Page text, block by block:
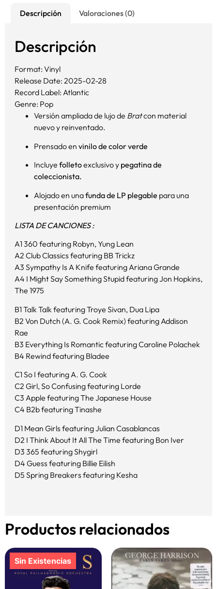
Descripción Valoraciones (0)
Descripción
Format: Vinyl
Release Date: 2025-02-28
Record Label: Atlantic
Genre: Pop
Versión ampliada de lujo de Bratcon material
nuevo y reinventado.
Prensado en vinilo de color verde
Incluye folletoexclusivo y pegatina de
coleccionista.
Alojado en unafunda de LP plegable para una
presentación premium
LISTA DE CANCIONES :
A1 360 featuring Robyn, Yung Lean
A2 Club Classics featuring BB Trickz
A3 Sympathy Is A Knife featuring Ariana Grande
A4 I Might Say Something Stupid featuring Jon Hopkins,
The 1975
B1 Talk Talk featuring Troye Sivan, Dua Lipa
B2 Von Dutch (A. G. Cook Remix) featuring Addison
Rae
B3 Everything Is Romantic featuring Caroline Polachek
B4 Rewind featuring Bladee
C1 So I featuring A. G. Cook
C2 Girl, So Confusing featuring Lorde
C3 Apple featuring The Japanese House
C4 B2b featuring Tinashe
D1 Mean Girls featuring Julian Casablancas
D2 I Think About It All The Time featuring Bon Iver
D3 365 featuring Shygirl
D4 Guess featuring Billie Eilish
D5 Spring Breakers featuring Kesha
Productos relacionados